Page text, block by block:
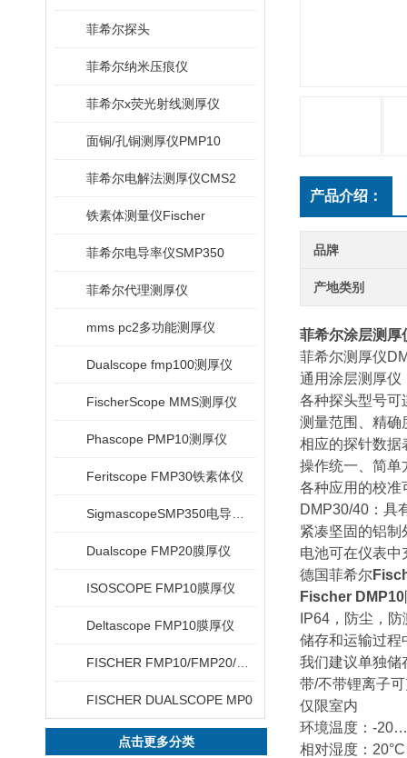
菲希尔探头
菲希尔纳米压痕仪
菲希尔x荧光射线测厚仪
面铜/孔铜测厚仪PMP10
菲希尔电解法测厚仪CMS2
铁素体测量仪Fischer
菲希尔电导率仪SMP350
菲希尔代理测厚仪
mms pc2多功能测厚仪
Dualscope fmp100测厚仪
FischerScope MMS测厚仪
Phascope PMP10测厚仪
Feritscope FMP30铁素体仪
Dualscope FMP20膜厚仪
ISOSCOPE FMP10膜厚仪
Deltascope FMP10膜厚仪
FISCHER DUALSCOPE MP0
点击更多分类
产品介绍：
品牌
产地类别
菲希尔涂层测
菲希尔测厚仪
通用涂层测厚仪
各种探头型号可
测量范围、精确
相应的探针数据
操作统一、简单
各种应用的校准
DMP30/40：具
紧凑坚固的铝制
电池可在仪表中
德国菲希尔
Fischer DMP10
IP64，防尘，防
储存和运输过程
我们建议单独储
带/不带锂离子
仅限室内
环境温度：-
相对湿度：